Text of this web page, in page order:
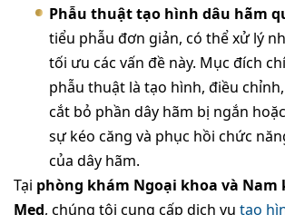
Phẫu thuật tạo hình dâu hãm
tiểu phẫu đơn giản, có thể xử lý
tối ưu các vấn đề này. Mục đích
phẫu thuật là tạo hình, điều
cắt bỏ phần dây hãm bị ngắn
sự kéo căng và phục hồi chức
của dây hãm.
Tại phòng khám Ngoại khoa và Nam
Med, chúng tôi cung cấp dịch vụ tạo